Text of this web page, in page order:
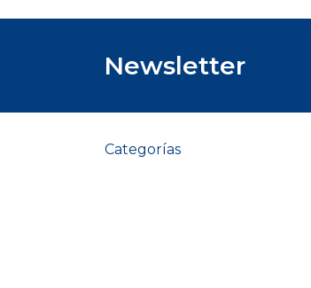
Newsletter
Categorías